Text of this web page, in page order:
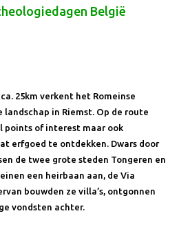
België
25km verkent het Romeinse
in Riemst. Op de route
points of interest maar ook
erfgoed te ontdekken. Dwars door
de twee grote steden Tongeren en
een heirbaan aan, de Via
bouwden ze villa’s, ontgonnen
vondsten achter.